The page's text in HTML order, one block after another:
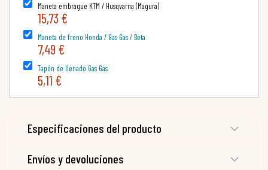
Maneta embrague KTM / Husqvarna (Magura)
15,73 €
Maneta de freno Honda / Gas Gas / Beta
7,49 €
Tapón de llenado Gas Gas
5,11 €
Especificaciones del producto
Envíos y devoluciones